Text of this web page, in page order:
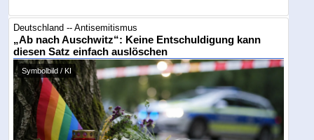
Deutschland -- Antisemitismus
„Ab nach Auschwitz“: Keine Entschuldigung kann
diesen Satz einfach auslöschen
Symbolbild / KI